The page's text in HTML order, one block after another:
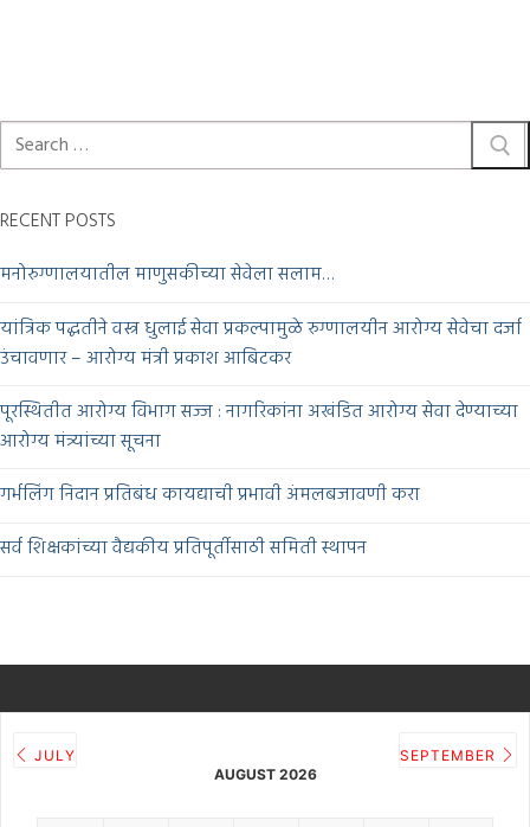
RECENT POSTS
मनोरुग्णालयातील माणुसकीच्या सेवेला सलाम…
यांत्रिक पद्धतीने वस्त्र धुलाई सेवा प्रकल्पामुळे रुग्णालयीन आरोग्य सेवेचा दर्जा
उंचावणार – आरोग्य मंत्री प्रकाश आबिटकर
पूरस्थितीत आरोग्य विभाग सज्ज : नागरिकांना अखंडित आरोग्य सेवा देण्याच्या
आरोग्य मंत्र्यांच्या सूचना
गर्भलिंग निदान प्रतिबंध कायद्याची प्रभावी अंमलबजावणी करा
सर्व शिक्षकांच्या वैद्यकीय प्रतिपूर्तीसाठी समिती स्थापन
JULY
AUGUST 2026
SEPTEMBER